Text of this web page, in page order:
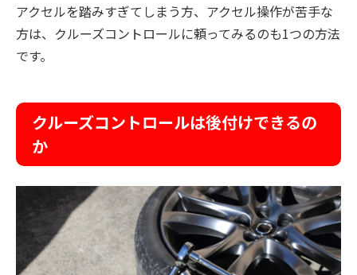
アクセルを踏みすぎてしまう方、アクセル操作が苦手な
方は、クルーズコントロールに頼ってみるのも1つの方法
です。
クルーズコントロールは後付けできるの
か